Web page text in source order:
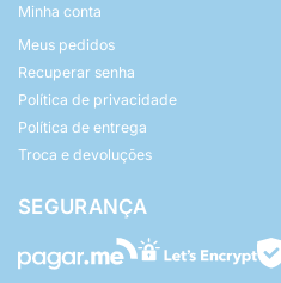
Minha conta
Meus pedidos
Recuperar senha
Política de privacidade
Política de entrega
Troca e devoluções
SEGURANÇA